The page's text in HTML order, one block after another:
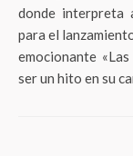
donde interpreta
para el
emocionante
ser un hito en su